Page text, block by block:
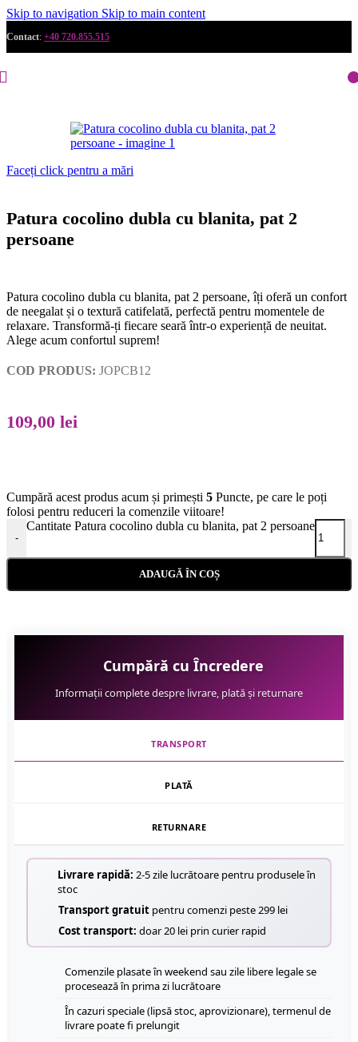
Skip to navigation Skip to main content
Contact: +40 720.855.515
Faceți click pentru a mări
Patura cocolino dubla cu blanita, pat 2
persoane
Patura cocolino dubla cu blanita, pat 2 persoane, îți oferă un confort
de neegalat și o textură catifelată, perfectă pentru momentele de
relaxare. Transformă-ți fiecare seară într-o experiență de neuitat.
Alege acum confortul suprem!
COD PRODUS: JOPCB12
109,00 lei
Cumpără acest produs acum și primești 5 Puncte, pe care le poți
folosi pentru reduceri la comenzile viitoare!
-
Cantitate Patura cocolino dubla cu blanita, pat 2 persoane
ADAUGĂ ÎN COȘ
Cumpără cu Încredere
Informații complete despre livrare, plată și returnare
TRANSPORT
PLATĂ
RETURNARE
Livrare rapidă: 2-5 zile lucrătoare pentru produsele în
stoc
Transport gratuit pentru comenzi peste 299 lei
Cost transport: doar 20 lei prin curier rapid
Comenzile plasate în weekend sau zile libere legale se
procesează în prima zi lucrătoare
În cazuri speciale (lipsă stoc, aprovizionare), termenul de
livrare poate fi prelungit